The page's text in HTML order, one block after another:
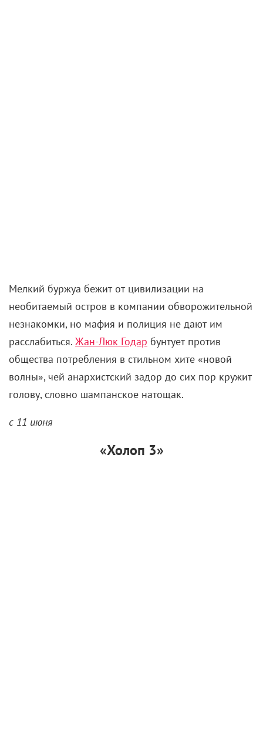
Мелкий буржуа бежит от цивилизации на
необитаемый остров в компании обворожительной
незнакомки, но мафия и полиция не дают им
расслабиться. Жан-Люк Годар бунтует против
общества потребления в стильном хите «новой
волны», чей анархистский задор до сих пор кружит
голову, словно шампанское натощак.
с 11 июня
«Холоп 3»